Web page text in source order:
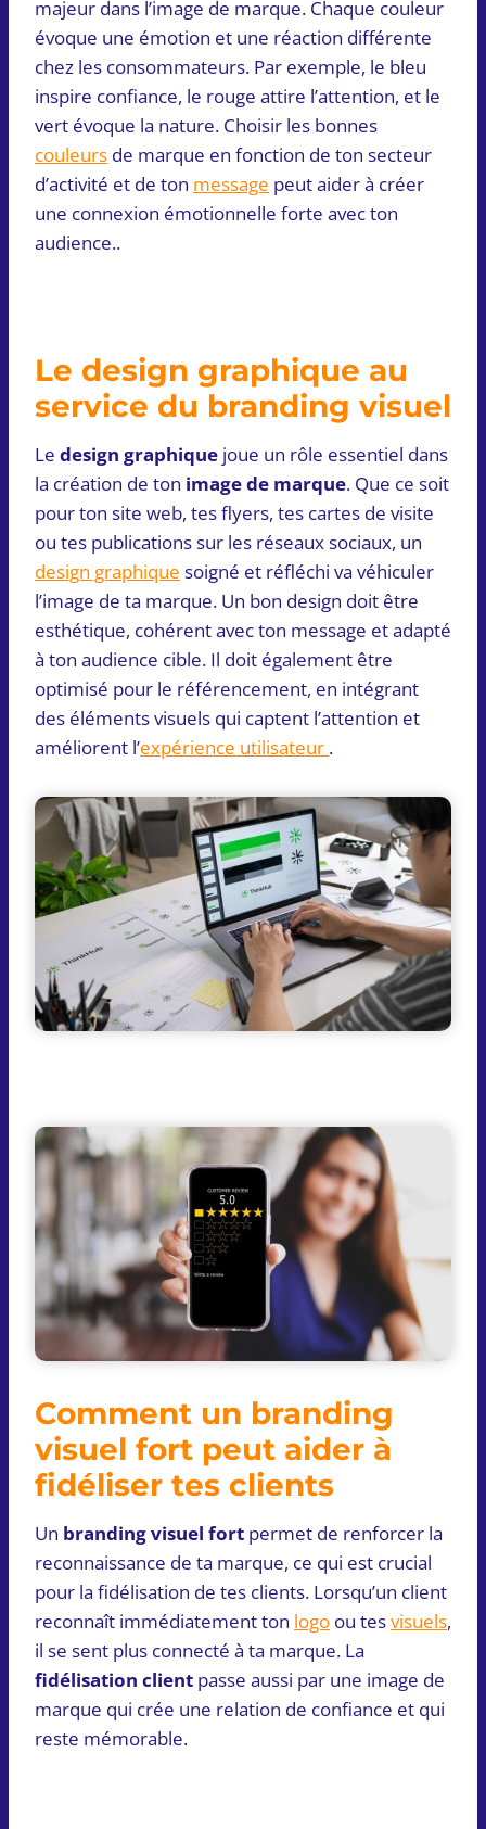
majeur dans l’image de marque. Chaque couleur
évoque une émotion et une réaction différente
chez les consommateurs. Par exemple, le bleu
inspire confiance, le rouge attire l’attention, et le
vert évoque la nature. Choisir les bonnes
couleurs de marque en fonction de ton secteur
d’activité et de ton message peut aider à créer
une connexion émotionnelle forte avec ton
audience..
Le design graphique au
service du branding visuel
Le design graphique joue un rôle essentiel dans
la création de ton image de marque. Que ce soit
pour ton site web, tes flyers, tes cartes de visite
ou tes publications sur les réseaux sociaux, un
design graphique soigné et réfléchi va véhiculer
l’image de ta marque. Un bon design doit être
esthétique, cohérent avec ton message et adapté
à ton audience cible. Il doit également être
optimisé pour le référencement, en intégrant
des éléments visuels qui captent l’attention et
améliorent l’expérience utilisateur .
Comment un branding
visuel fort peut aider à
fidéliser tes clients
Un branding visuel fort permet de renforcer la
reconnaissance de ta marque, ce qui est crucial
pour la fidélisation de tes clients. Lorsqu’un client
reconnaît immédiatement ton logo ou tesvisuels,
il se sent plus connecté à ta marque. La
fidélisation client passe aussi par une image de
marque qui crée une relation de confiance et qui
reste mémorable.